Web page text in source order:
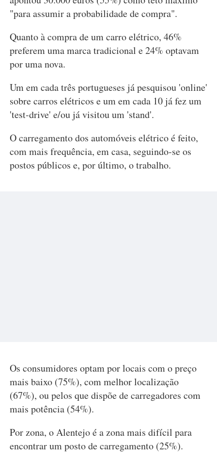
"para assumir a probabilidade de compra".
Quanto à compra de um carro elétrico, 46%
preferem uma marca tradicional e 24% optavam
por uma nova.
Um em cada três portugueses já pesquisou 'online'
sobre carros elétricos e um em cada 10 já fez um
'test-drive' e/ou já visitou um 'stand'.
O carregamento dos automóveis elétrico é feito,
com mais frequência, em casa, seguindo-se os
postos públicos e, por último, o trabalho.
Os consumidores optam por locais com o preço
mais baixo (75%), com melhor localização
(67%), ou pelos que dispõe de carregadores com
mais potência (54%).
Por zona, o Alentejo é a zona mais difícil para
encontrar um posto de carregamento (25%).